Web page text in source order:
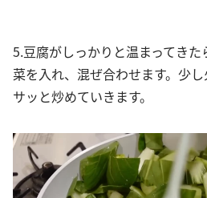
5.豆腐がしっかりと温まってき
菜を入れ、混ぜ合わせます。少
サッと炒めていきます。